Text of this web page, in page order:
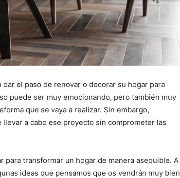
el paso de renovar o decorar su hogar para
puede ser muy emocionando, pero también muy
que se vaya a realizar. Sin embargo,
a cabo ese proyecto sin comprometer las
para transformar un hogar de manera asequible. A
ideas que pensamos que os vendrán muy bien